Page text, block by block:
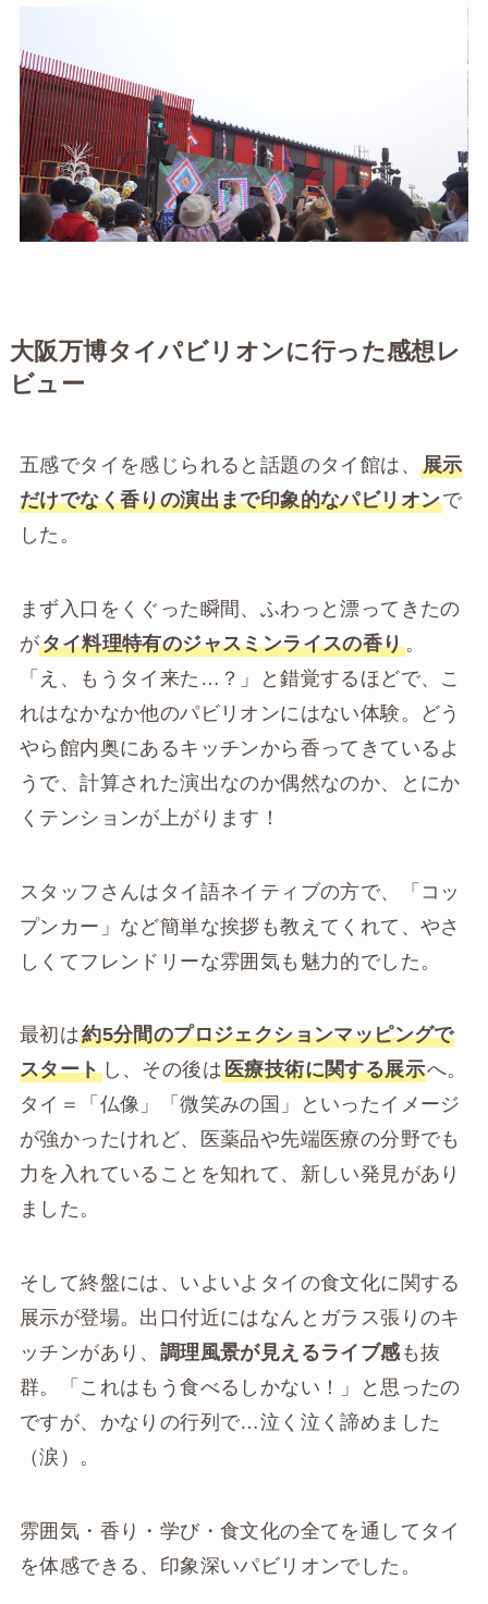
大阪万博タイパビリオンに行った感想レ
ビュー
五感でタイを感じられると話題のタイ館は、 展示
だけでなく香りの演出まで印象的なパビリオンで
した。
まず入口をくぐった瞬間、ふわっと漂ってきたの
がタイ料理特有のジャスミンライスの香り。
「え、もうタイ来た…？」と錯覚するほどで、こ
れはなかなか他のパビリオンにはない体験。どう
やら館内奥にあるキッチンから香ってきているよ
うで、計算された演出なのか偶然なのか、とにか
くテンションが上がります！
スタッフさんはタイ語ネイティブの方で、「コッ
プンカー」など簡単な挨拶も教えてくれて、やさ
しくてフレンドリーな雰囲気も魅力的でした。
最初は約5分間のプロジェクションマッピングで
スタートし、その後は医療技術に関する展示へ。
タイ＝「仏像」「微笑みの国」といったイメージ
が強かったけれど、医薬品や先端医療の分野でも
力を入れていることを知れて、新しい発見があり
ました。
そして終盤には、いよいよタイの食文化に関する
展示が登場。出口付近にはなんとガラス張りのキ
ッチンがあり、 調理風景が見えるライブ感も抜
群。「これはもう食べるしかない！」と思ったの
ですが、かなりの行列で…泣く泣く諦めました
（涙）。
雰囲気・香り・学び・食文化の全てを通してタイ
を体感できる、印象深いパビリオンでした。